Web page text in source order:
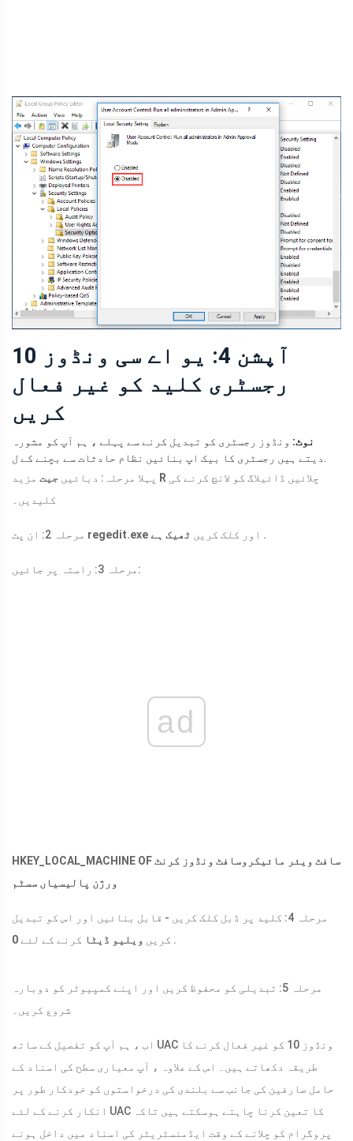
آپشن 4: یو اے سی ونڈوز 10
رجسٹری کلید کو غیر فعال
کریں
نوٹ: ونڈوز رجسٹری کو تبدیل کرنے سے پہلے ، ہم آپ کو مشورہ
پہلا مرحلہ: دبائیں جیت R
کلیدیں۔
regedit.exe اور کلک کریں ٹھیک ہے .
مرحلہ 3: راستہ پر جائیں:
ad
HKEY_LOCAL_MACHINE OF سافٹ ویئر مائیکروسافٹ ونڈوز کرنٹ
ورژن پالیسیاں سسٹم
مرحلہ 4: کلید پر ڈبل کلک کریں - قابل بنائیں اور اس کو تبدیل
کریں ویلیو ڈیٹا کرنے کے لئے 0 .
مرحلہ 5: تبدیلی کو محفوظ کریں اور اپنے کمپیوٹر کو دوبارہ
شروع کریں۔
اب ، ہم آپ کو تفصیل کے ساتھ UAC ونڈوز 10 کو غیر فعال کرنے کا
طریقہ دکھاتے ہیں۔ اس کے علاوہ ، آپ معیاری سطح کی اسناد کے
حامل صارفین کی جانب سے بلندی کی درخواستوں کو خودکار طور پر
انکار کرنے کے لئے UAC کا تعین کرنا چاہتے ہوسکتے ہیں تاکہ
پروگرام کو چلانے کے وقت ایڈمنسٹریٹر کی اسناد میں داخل ہونے